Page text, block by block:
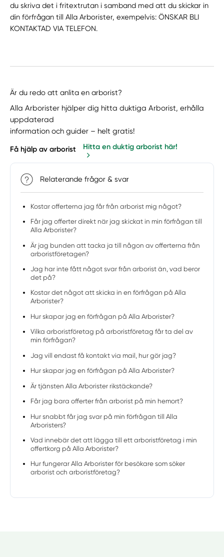
du skriva det i fritextrutan i samband med att du skickar in
din förfrågan till Alla Arborister, exempelvis: ÖNSKAR BLI
KONTAKTAD VIA TELEFON.
Är du redo att anlita en arborist?
Alla Arborister hjälper dig hitta duktiga Arborist, erhålla
uppdaterad
information och guider – helt gratis!
Få hjälp av arborist Hitta en duktig arborist här!
Relaterande frågor & svar
Kostar offerterna jag får från arborist mig något?
Får jag offerter direkt när jag skickat in min förfrågan till
Alla Arborister?
Är jag bunden att tacka ja till någon av offerterna från
arboristföretagen?
Jag har inte fått något svar från arborist än, vad beror
det på?
Kostar det något att skicka in en förfrågan på Alla
Arborister?
Hur skapar jag en förfrågan på Alla Arborister?
Vilka arboristföretag på arboristföretag får ta del av
min förfrågan?
Jag vill endast få kontakt via mail, hur gör jag?
Hur skapar jag en förfrågan på Alla Arborister?
Är tjänsten Alla Arborister rikstäckande?
Får jag bara offerter från arborist på min hemort?
Hur snabbt får jag svar på min förfrågan till Alla
Arboristers?
Vad innebär det att lägga till ett arboristföretag i min
offertkorg på Alla Arborister?
Hur fungerar Alla Arborister för besökare som söker
arborist och arboristföretag?